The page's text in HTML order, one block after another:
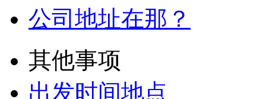
公司地址在那？
其他事项
出发时间地点